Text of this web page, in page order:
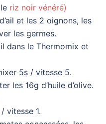
riz noir vénéré)
et les 2 oignons, les
les germes.
dans le Thermomix et
5s / vitesse 5.
les 16g d’huile d’olive.
vitesse 1.